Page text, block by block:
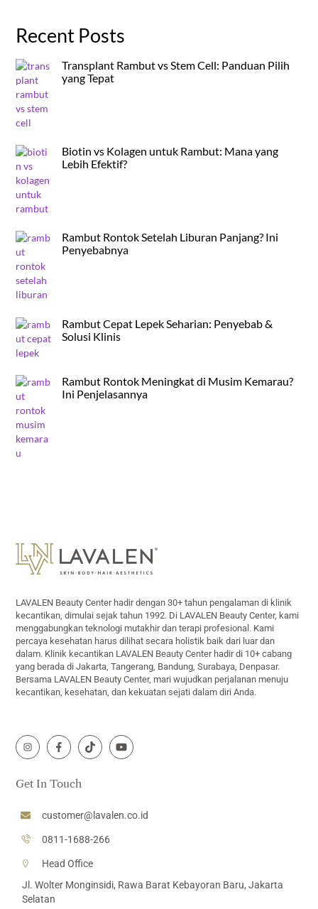
Recent Posts
Transplant Rambut vs Stem Cell: Panduan Pilih
yang Tepat
Biotin vs Kolagen untuk Rambut: Mana yang
Lebih Efektif?
Rambut Rontok Setelah Liburan Panjang? Ini
Penyebabnya
Rambut Cepat Lepek Seharian: Penyebab &
Solusi Klinis
Rambut Rontok Meningkat di Musim Kemarau?
Ini Penjelasannya
To
Top
LAVALEN Beauty Center hadir dengan 30+ tahun pengalaman di klinik
kecantikan, dimulai sejak tahun 1992. Di LAVALEN Beauty Center, kami
menggabungkan teknologi mutakhir dan terapi profesional. Kami
percaya kesehatan harus dilihat secara holistik baik dari luar dan
dalam. Klinik kecantikan LAVALEN Beauty Center hadir di 10+ cabang
yang berada di Jakarta, Tangerang, Bandung, Surabaya, Denpasar.
Bersama LAVALEN Beauty Center, mari wujudkan perjalanan menuju
kecantikan, kesehatan, dan kekuatan sejati dalam diri Anda.
Icon
Icon
Icon
Icon
Get In Touch
customer@lavalen.co.id
0811-1688-266
Head Office
Jl. Wolter Monginsidi, Rawa Barat Kebayoran Baru, Jakarta
Selatan